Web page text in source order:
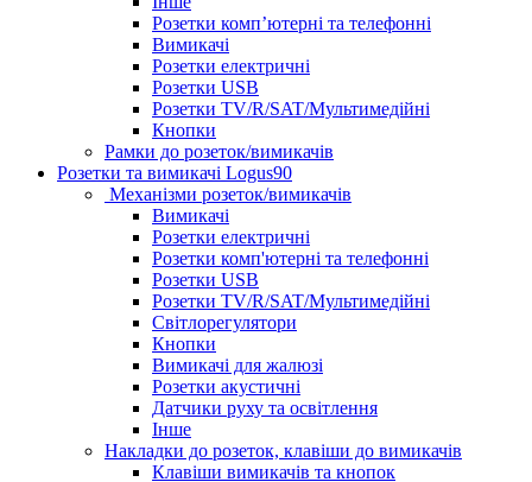
Розетки комп’ютерні та телефонні
Вимикачі
Розетки електричні
Розетки USB
Розетки TV/R/SAT/Мультимедійні
Кнопки
Рамки до розеток/вимикачів
Розетки та вимикачі Logus90
Механізми розеток/вимикачів
Вимикачі
Розетки електричні
Розетки комп'ютерні та телефонні
Розетки USB
Розетки TV/R/SAT/Мультимедійні
Світлорегулятори
Кнопки
Вимикачі для жалюзі
Розетки акустичні
Датчики руху та освітлення
Інше
Накладки до розеток, клавіши до вимикачів
Клавіши вимикачів та кнопок